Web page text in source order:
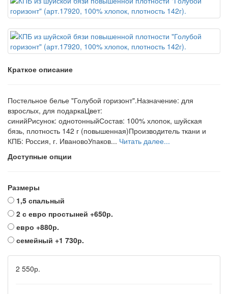
Краткое описание
Постельное белье "Голубой горизонт".Назначение: для
взрослых, для подаркаЦвет:
синийРисунок: однотонныйСостав: 100% хлопок, шуйская
бязь, плотность 142 г (повышенная)Производитель ткани и
КПБ: Россия, г. ИвановоУпаков... Читать далее...
Доступные опции
Размеры
1,5 спальный
2 с евро простыней +650р.
евро +880р.
семейный +1 730р.
2 550р.